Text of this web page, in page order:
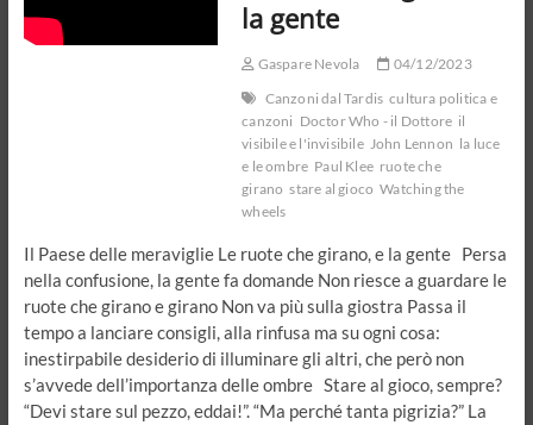
la gente
Gaspare Nevola
04/12/2023
Canzoni dal Tardis cultura politica e
canzoni Doctor Who - il Dottore il
visibile e l'invisibile John Lennon la luce
e le ombre Paul Klee ruote che
girano stare al gioco Watching the
wheels
Il Paese delle meraviglie Le ruote che girano, e la gente Persa
nella confusione, la gente fa domande Non riesce a guardare le
ruote che girano e girano Non va più sulla giostra Passa il
tempo a lanciare consigli, alla rinfusa ma su ogni cosa:
inestirpabile desiderio di illuminare gli altri, che però non
s’avvede dell’importanza delle ombre Stare al gioco, sempre?
“Devi stare sul pezzo, eddai!”. “Ma perché tanta pigrizia?” La